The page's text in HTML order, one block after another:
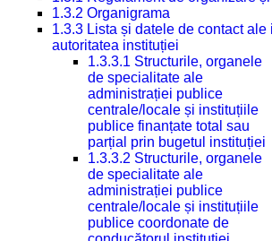
1.3.2 Organigrama
1.3.3 Lista și datele de contact
autoritatea instituției
1.3.3.1 Structurile, organele
de specialitate ale
administrației publice
centrale/locale și instituțiile
publice finanțate total sau
parțial prin bugetul instituției
1.3.3.2 Structurile, organele
de specialitate ale
administrației publice
centrale/locale și instituțiile
publice coordonate de